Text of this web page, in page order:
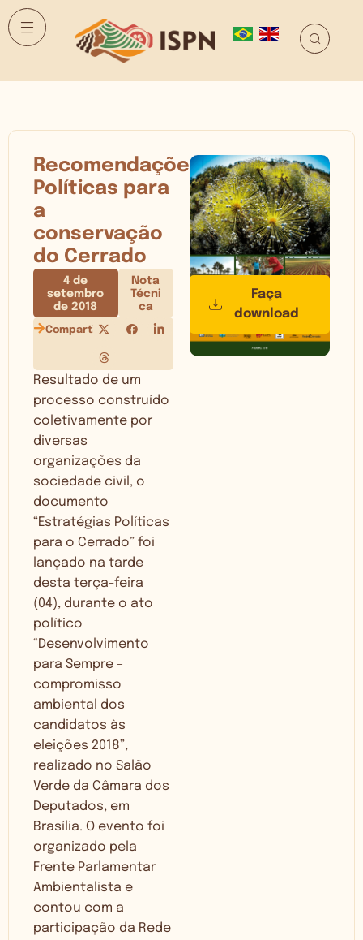
Recomendações
Políticas para
a
conservação
do Cerrado
4 de
setembro
de 2018
Nota
Técni
ca
Compartilhe
Resultado de um
processo construído
coletivamente por
diversas
organizações da
sociedade civil, o
documento
“Estratégias Políticas
para o Cerrado” foi
lançado na tarde
desta terça-feira
(04), durante o ato
político
“Desenvolvimento
para Sempre –
compromisso
ambiental dos
candidatos às
eleições 2018”,
realizado no Salão
Verde da Câmara dos
Deputados, em
Brasília. O evento foi
organizado pela
Frente Parlamentar
Ambientalista e
contou com a
participação da Rede
Faça
download